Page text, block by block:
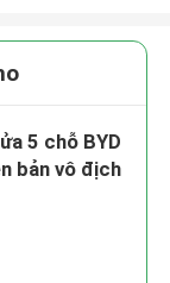
5 chỗ BYD
bản vô địch